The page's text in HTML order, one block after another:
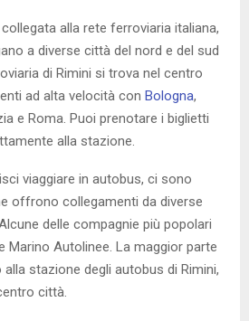
collegata alla rete ferroviaria italiana,
a diverse città del nord e del sud
di Rimini si trova nel centro
ad alta velocità con Bologna,
e Roma. Puoi prenotare i biglietti
alla stazione.
viaggiare in autobus, ci sono
offrono collegamenti da diverse
delle compagnie più popolari
Marino Autolinee. La maggior parte
stazione degli autobus di Rimini,
città.